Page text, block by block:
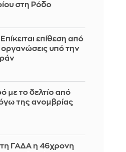
στη Ρόδο
επίθεση από
οργανώσεις υπό την
με το δελτίο από
της ανομβρίας
ΓΑΔΑ η 46χρονη